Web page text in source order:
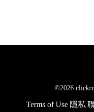
©2026
Terms of Use 隱私